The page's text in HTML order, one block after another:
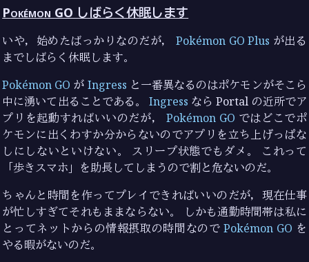
Pokémon GO しばらく休眠します
いや，始めたばっかりなのだが，Pokémon GO Plus が出る
までしばらく休眠します。
Pokémon GO が Ingress と一番異なるのはポケモンがそこら
中に湧いて出ることである。Ingress なら Portal の近所でア
プリを起動すればいいのだが，Pokémon GO ではどこでポ
ケモンに出くわすか分からないのでアプリを立ち上げっぱな
しにしないといけない。 スリープ状態でもダメ。 これって
「歩きスマホ」を助長してしまうので割と危ないのだ。
ちゃんと時間を作ってプレイできればいいのだが，現在仕事
が忙しすぎてそれもままならない。 しかも通勤時間帯は私に
とってネットからの情報摂取の時間なのでPokémon GO を
やる暇がないのだ。